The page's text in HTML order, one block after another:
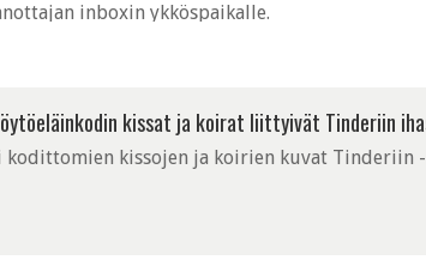
inboxin ykköspaikalle.
kissat ja koirat liittyivät Tinderiin
kissojen ja koirien kuvat Tinderiin